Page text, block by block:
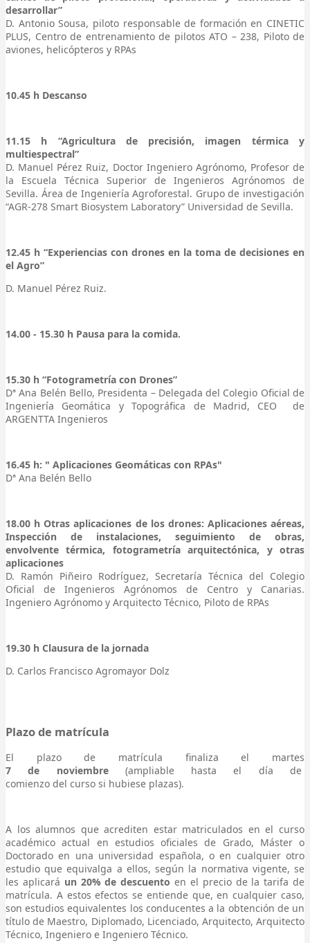
desarrollar”
D. Antonio Sousa, piloto responsable de formación en CINETIC
PLUS, Centro de entrenamiento de pilotos ATO – 238, Piloto de
aviones, helicópteros y RPAs
10.45 h Descanso
11.15 h “Agricultura de precisión, imagen térmica y
multiespectral”
D. Manuel Pérez Ruiz, Doctor Ingeniero Agrónomo, Profesor de
la Escuela Técnica Superior de Ingenieros Agrónomos de
Sevilla. Área de Ingeniería Agroforestal. Grupo de investigación
“AGR-278 Smart Biosystem Laboratory” Universidad de Sevilla.
12.45 h “Experiencias con drones en la toma de decisiones en
el Agro”
D. Manuel Pérez Ruiz.
14.00 - 15.30 h Pausa para la comida.
15.30 h “Fotogrametría con Drones”
Dª Ana Belén Bello, Presidenta – Delegada del Colegio Oficial de
Ingeniería Geomática y Topográfica de Madrid, CEO de
ARGENTTA Ingenieros
16.45 h: " Aplicaciones Geomáticas con RPAs"
Dª Ana Belén Bello
18.00 h Otras aplicaciones de los drones: Aplicaciones aéreas,
Inspección de instalaciones, seguimiento de obras,
envolvente térmica, fotogrametría arquitectónica, y otras
aplicaciones
D. Ramón Piñeiro Rodríguez, Secretaría Técnica del Colegio
Oficial de Ingenieros Agrónomos de Centro y Canarias.
Ingeniero Agrónomo y Arquitecto Técnico, Piloto de RPAs
19.30 h Clausura de la jornada
D. Carlos Francisco Agromayor Dolz
Plazo de matrícula
El plazo de matrícula finaliza el martes
7 de noviembre(ampliable hasta el día de
comienzo del curso si hubiese plazas).
A los alumnos que acrediten estar matriculados en el curso
académico actual en estudios oficiales de Grado, Máster o
Doctorado en una universidad española, o en cualquier otro
estudio que equivalga a ellos, según la normativa vigente, se
les aplicará un 20% de descuento en el precio de la tarifa de
matrícula. A estos efectos se entiende que, en cualquier caso,
son estudios equivalentes los conducentes a la obtención de un
título de Maestro, Diplomado, Licenciado, Arquitecto, Arquitecto
Técnico, Ingeniero e Ingeniero Técnico.